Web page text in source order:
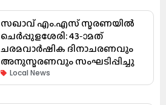
സഖാവ് എം.എസ് സ്മരണയിൽ
ചെർപ്പുളശേരി: 43-ാമത്
ചരമവാർഷിക ദിനാചരണവും
അനുസ്മരണവും സംഘടിപ്പിച്ചു
Local News